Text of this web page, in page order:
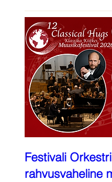
Festivali
rahvusvaheline